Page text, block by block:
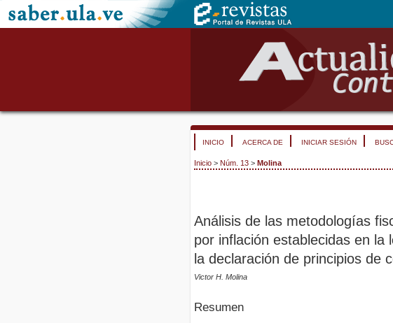
INICIO ACERCA DE INICIAR SESIÓN
Inicio > Núm. 13 > Molina
Análisis de las metodologías
por inflación establecidas en
la declaración de principios de
Victor H. Molina
Resumen